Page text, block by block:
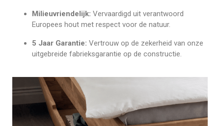
Milieuvriendelijk: Vervaardigd uit verantwoord
Europees hout met respect voor de natuur.
5 Jaar Garantie: Vertrouw op de zekerheid van onze
uitgebreide fabrieksgarantie op de constructie.